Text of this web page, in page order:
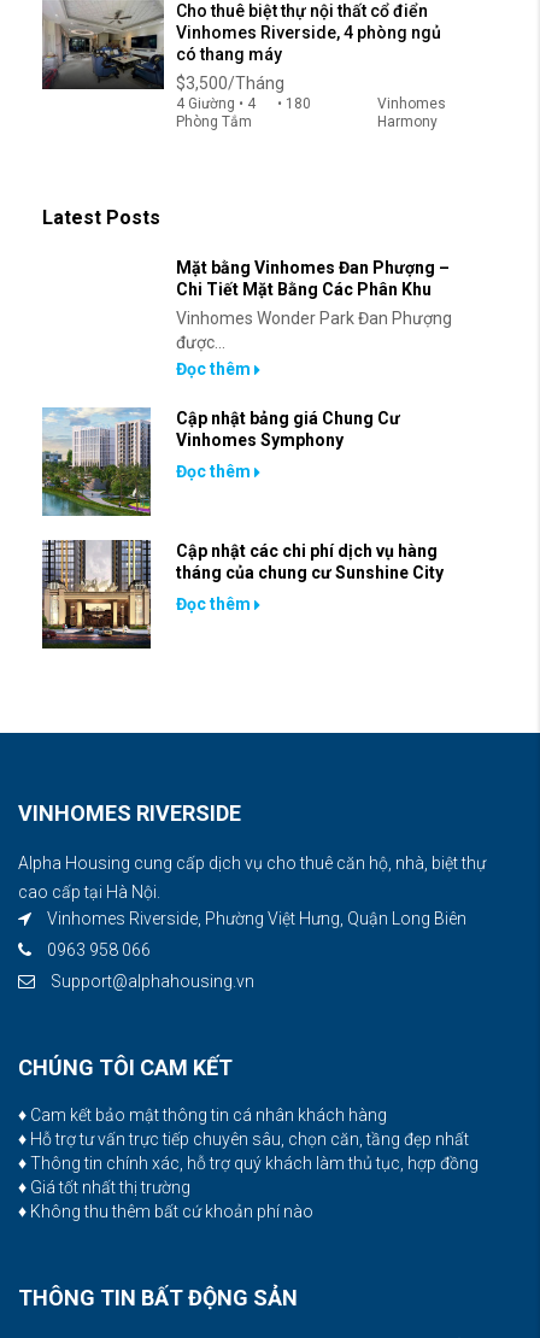
Cho thuê biệt thự nội thất cổ điển
Vinhomes Riverside, 4 phòng ngủ
có thang máy
$3,500/Tháng
4 Giường • 4
Phòng Tắm
• 180
Vinhomes
Harmony
Latest Posts
Mặt bằng Vinhomes Đan Phượng –
Chi Tiết Mặt Bằng Các Phân Khu
Vinhomes Wonder Park Đan Phượng
được...
Đọc thêm
Cập nhật bảng giá Chung Cư
Vinhomes Symphony
Đọc thêm
Cập nhật các chi phí dịch vụ hàng
tháng của chung cư Sunshine City
Đọc thêm
VINHOMES RIVERSIDE
Alpha Housing cung cấp dịch vụ cho thuê căn hộ, nhà, biệt thự
cao cấp tại Hà Nội.
Vinhomes Riverside, Phường Việt Hưng, Quận Long Biên
0963 958 066
Support@alphahousing.vn
CHÚNG TÔI CAM KẾT
♦ Cam kết bảo mật thông tin cá nhân khách hàng
♦ Hỗ trợ tư vấn trực tiếp chuyên sâu, chọn căn, tầng đẹp nhất
♦ Thông tin chính xác, hỗ trợ quý khách làm thủ tục, hợp đồng
♦ Giá tốt nhất thị trường
♦ Không thu thêm bất cứ khoản phí nào
THÔNG TIN BẤT ĐỘNG SẢN